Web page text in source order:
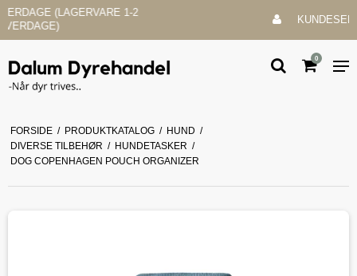
KUNDESERVICE & SUPPORT
0
FORSIDE / PRODUKTKATALOG / HUND /
DIVERSE TILBEHØR / HUNDETASKER /
DOG COPENHAGEN POUCH ORGANIZER